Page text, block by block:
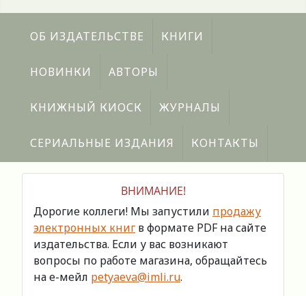
ОБ ИЗДАТЕЛЬСТВЕ КНИГИ
НОВИНКИ АВТОРЫ
КНИЖНЫЙ КИОСК ЖУРНАЛЫ
СЕРИАЛЬНЫЕ ИЗДАНИЯ КОНТАКТЫ
ВНИМАНИЕ!
Дорогие коллеги! Мы запустили продажу
электронных книг в формате PDF на сайте
издательства. Если у вас возникают
вопросы по работе магазина, обращайтесь
на е-мейл petyaeva@imli.ru.